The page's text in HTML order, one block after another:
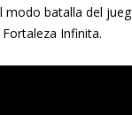
modo batalla del
Infinita.